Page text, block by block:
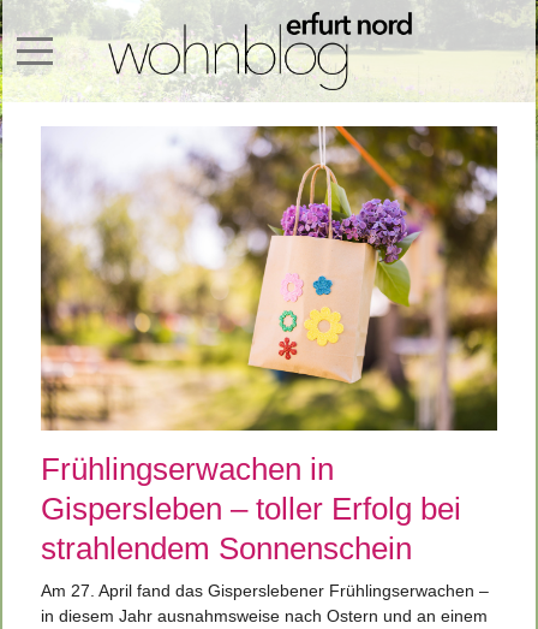
Mobile Menu Toggle
Frühlingserwachen in
Gispersleben – toller Erfolg bei
strahlendem Sonnenschein
Am 27. April fand das Gisperslebener Frühlingserwachen –
in diesem Jahr ausnahmsweise nach Ostern und an einem